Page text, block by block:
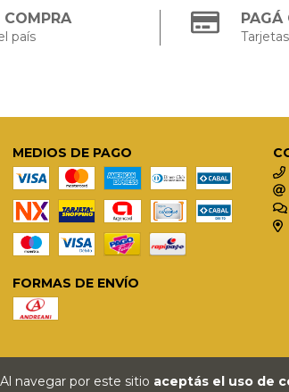
Al navegar por este sitio aceptás el uso de
COMPRA
país
PAGÁ
MEDIOS DE PAGO
FORMAS DE ENVÍO